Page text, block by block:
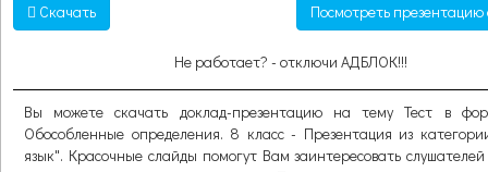
Скачать Посмотреть презентацию
Не работает? - отключи АДБЛОК!!!
Вы можете скачать доклад-презентацию на тему Тест в
Обособленные определения. 8 класс - Презентация из
язык". Красочные слайды помогут Вам заинтересовать